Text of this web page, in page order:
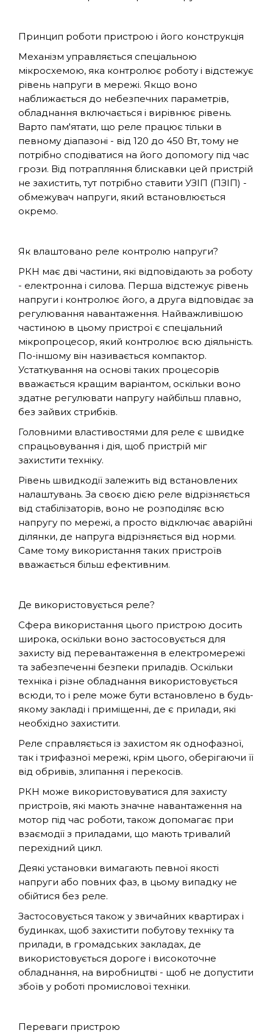
Принцип роботи пристрою і його конструкція
Механізм управляється спеціальною
мікросхемою, яка контролює роботу і відстежує
рівень напруги в мережі. Якщо воно
наближається до небезпечних параметрів,
обладнання включається і вирівнює рівень.
Варто пам'ятати, що реле працює тільки в
певному діапазоні - від 120 до 450 Вт, тому не
потрібно сподіватися на його допомогу під час
грози. Від потрапляння блискавки цей пристрій
не захистить, тут потрібно ставити УЗІП (ПЗІП) -
обмежувач напруги, який встановлюється
окремо.
Як влаштовано реле контролю напруги?
РКН має дві частини, які відповідають за роботу
- електронна і силова. Перша відстежує рівень
напруги і контролює його, а друга відповідає за
регулювання навантаження. Найважливішою
частиною в цьому пристрої є спеціальний
мікропроцесор, який контролює всю діяльність.
По-іншому він називається компактор.
Устаткування на основі таких процесорів
вважається кращим варіантом, оскільки воно
здатне регулювати напругу найбільш плавно,
без зайвих стрибків.
Головними властивостями для реле є швидке
спрацьовування і дія, щоб пристрій міг
захистити техніку.
Рівень швидкодії залежить від встановлених
налаштувань. За своєю дією реле відрізняється
від стабілізаторів, воно не розподіляє всю
напругу по мережі, а просто відключає аварійні
ділянки, де напруга відрізняється від норми.
Саме тому використання таких пристроїв
вважається більш ефективним.
Де використовується реле?
Сфера використання цього пристрою досить
широка, оскільки воно застосовується для
захисту від перевантаження в електромережі
та забезпеченні безпеки приладів. Оскільки
техніка і різне обладнання використовується
всюди, то і реле може бути встановлено в будь-
якому закладі і приміщенні, де є прилади, які
необхідно захистити.
Реле справляється із захистом як однофазної,
так і трифазної мережі, крім цього, оберігаючи її
від обривів, злипання і перекосів.
РКН може використовуватися для захисту
пристроїв, які мають значне навантаження на
мотор під час роботи, також допомагає при
взаємодії з приладами, що мають тривалий
перехідний цикл.
Деякі установки вимагають певної якості
напруги або повних фаз, в цьому випадку не
обійтися без реле.
Застосовується також у звичайних квартирах і
будинках, щоб захистити побутову техніку та
прилади, в громадських закладах, де
використовується дороге і високоточне
обладнання, на виробництві - щоб не допустити
збоїв у роботі промислової техніки.
Переваги пристрою